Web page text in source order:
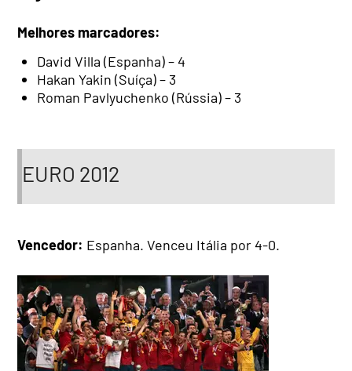
Melhores marcadores:
David Villa (Espanha) – 4
Hakan Yakin (Suíça) – 3
Roman Pavlyuchenko (Rússia) – 3
EURO 2012
Vencedor: Espanha. Venceu Itália por 4-0.